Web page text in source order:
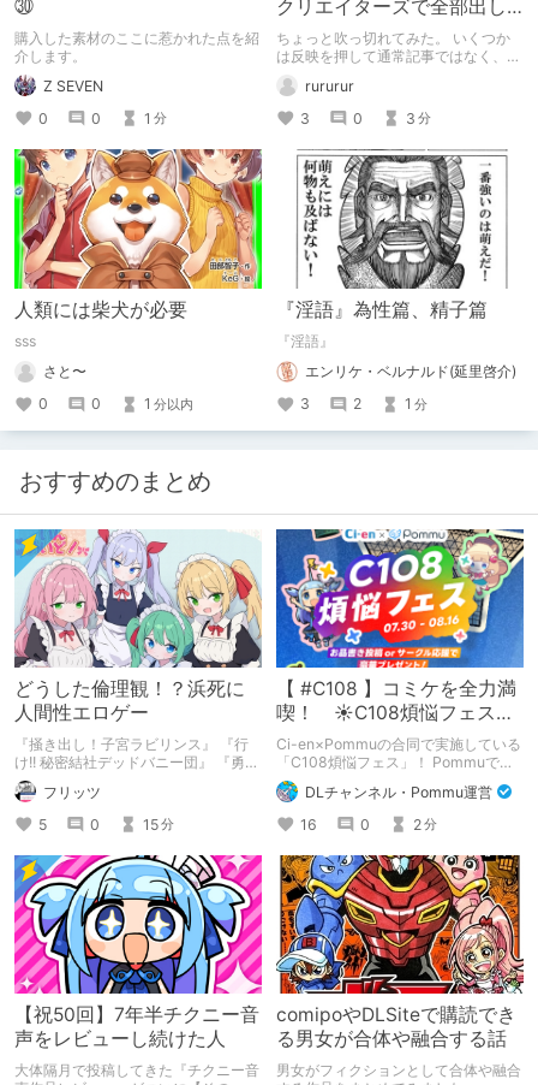
㉚
購入した素材のここに惹かれた点を紹
介します。
Z SEVEN
0
0 1 分
クリエイターズで全部出し
てみます。
ちょっと吹っ切れてみた。 いくつか
は反映を押して通常記事ではなく、ク
リエイター記事として出してみようか
なと。rururur
3
0 3 分
人類には柴犬が必要
sss
さと〜
0
0 1 分以内
『淫語』為性篇、精子篇
『淫語』
エンリケ・ベルナルド(延里啓介)
3
2 1 分
おすすめのまとめ
どうした倫理観！？浜死に
人間性エロゲー
『掻き出し！子宮ラビリンス』 『行
け!! 秘密結社デッドバニー団』 『勇者
ミアとツンツン猫サキュバス ~それで
も勇者はコロせない!~』 『めいどいん
めいど！』 本記事はねくすとテーマ
「人に薦めづらいけど好きな作
品」”ではない”です。 好きだったら人
に薦めるのは当たり前だよなぁ！？
フリッツ
5
0 15分
【 #C108 】コミケを全力満
喫！ ☀C108煩悩フェス☀
Pommu版のご案内
Ci-en×Pommuの合同で実施している
「C108煩悩フェス」！ Pommuでの
参加方法について、改めてこちらでも
ご案内いたします！
DLチャンネル・Pommu運営
16
0 2分
【祝50回】7年半チクニー音
声をレビューし続けた人
大体隔月で投稿してきた『チクニー音
comipoやDLSiteで購読でき
る男女が合体や融合する話
男女がフィクションとして合体や融合